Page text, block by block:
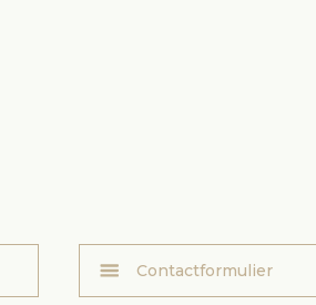
Contactformulier